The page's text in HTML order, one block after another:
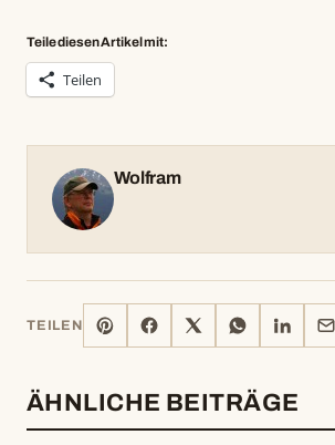
Teile diesen Artikel mit:
Teilen
Wolfram
TEILEN
PINTERESTFACEBOOK WHATSAPPLINKEDIN
MAIL
ÄHNLICHE BEITRÄGE